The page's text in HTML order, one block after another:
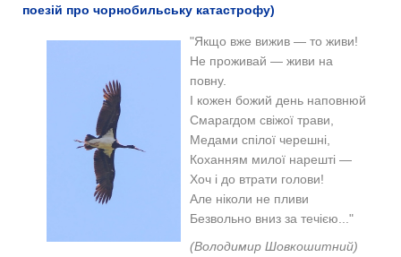
поезій про чорнобильську катастрофу)
"Якщо вже вижив — то живи!
Не проживай — живи на
повну.
І кожен божий день наповнюй
Смарагдом свіжої трави,
Медами спілої черешні,
Коханням милої нарешті —
Хоч і до втрати голови!
Але ніколи не пливи
Безвольно вниз за течією..."
(Володимир Шовкошитний)